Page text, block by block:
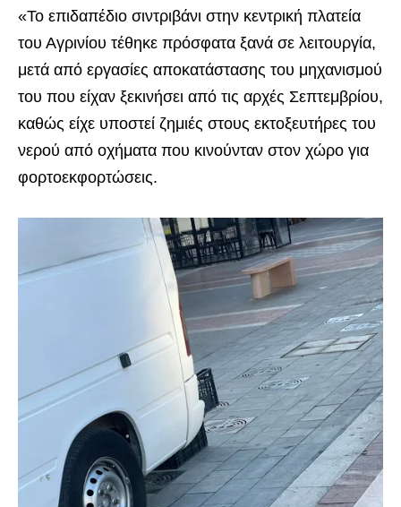
«Το επιδαπέδιο σιντριβάνι στην κεντρική πλατεία
του Αγρινίου τέθηκε πρόσφατα ξανά σε λειτουργία,
μετά από εργασίες αποκατάστασης του μηχανισμού
του που είχαν ξεκινήσει από τις αρχές Σεπτεμβρίου,
καθώς είχε υποστεί ζημιές στους εκτοξευτήρες του
νερού από οχήματα που κινούνταν στον χώρο για
φορτοεκφορτώσεις.